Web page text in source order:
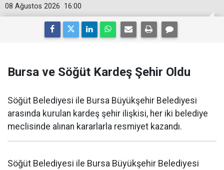
16:00
08 Ağustos 2026
Bursa ve Söğüt Kardeş Şehir Oldu
Söğüt Belediyesi ile Bursa Büyükşehir Belediyesi
arasında kurulan kardeş şehir ilişkisi, her iki belediye
meclisinde alınan kararlarla resmiyet kazandı.
Söğüt Belediyesi ile Bursa Büyükşehir Belediyesi